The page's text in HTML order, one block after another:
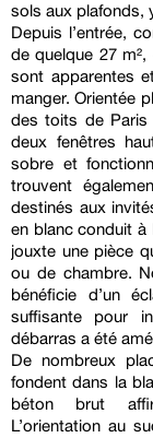
sols aux plafonds,
Depuis l’entrée,
de quelque 27
sont apparentes
manger. Orientée
des toits de Paris
deux fenêtres
sobre et
trouvent
destinés aux
en blanc conduit à
jouxte une pièce
ou de chambre.
bénéficie d’un
suffisante pour
débarras a été
De nombreux
fondent dans la
béton brut
L’orientation au